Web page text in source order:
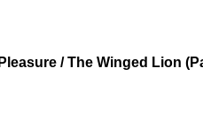
/ The Winged Lion